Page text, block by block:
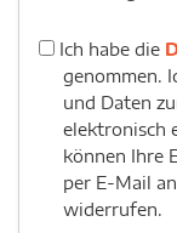
Datenschutz
Ich habe die
genommen.
und Daten
elektronisch
können Ihre
per E-Mail an
widerrufen.